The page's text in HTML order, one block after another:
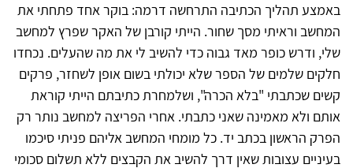
באמצע תהליך הכתיבה התרחשה דרמה: בוקר אחד פתחתי את
המחשב וראיתי מסך שחור. הייתי קורבן של האקר שפרץ למחשב
שלי, ודרש כופר מאד גבוה כדי להשיב לי את מה שהעלים. נכחדו
חלקים שלמים של הספר שלא יכולתי בשום אופן לשחזר, פרקים
קשים שכתבתי "בלא הכרה", ושלמחרת כתיבתם הייתי קוראת
אותם ולא מאמינה שאני כתבתי. אחרי הפריצה למחשב נותר רק
הפרק הראשון בכתב יד. כל מומחי המחשב אליהם פניתי סיכמו
בעיניים עצובות שאין דרך להשיב את הקבצים ללא תשלום סכומי